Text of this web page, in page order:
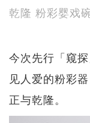
乾隆 粉彩婴戏
今次先行「窥
见人爱的粉彩
正与乾隆。